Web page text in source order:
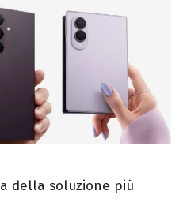
della soluzione più